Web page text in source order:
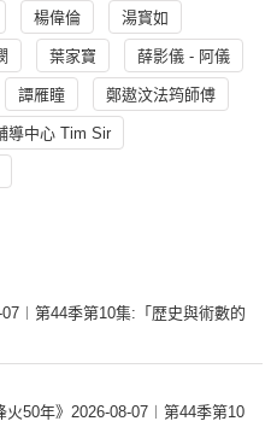
楊偉倫 湯寳如
葉家寶 薛影儀 - 阿儀
譚雁瞳 鄭遨汶法筠師傅
導中心 Tim Sir
第44季第10集:「歴史與術數的
火50年》2026-08-07︱第44季第10